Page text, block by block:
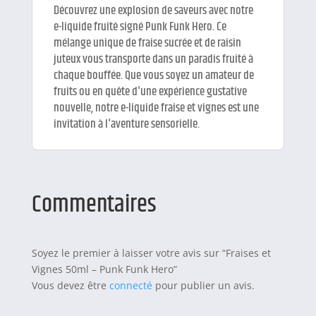
Découvrez une explosion de saveurs avec notre
e-liquide fruité signé Punk Funk Hero. Ce
mélange unique de fraise sucrée et de raisin
juteux vous transporte dans un paradis fruité à
chaque bouffée. Que vous soyez un amateur de
fruits ou en quête d'une expérience gustative
nouvelle, notre e-liquide fraise et vignes est une
invitation à l'aventure sensorielle.
Commentaires
Soyez le premier à laisser votre avis sur “Fraises et
Vignes 50ml – Punk Funk Hero”
Vous devez être connecté pour publier un avis.